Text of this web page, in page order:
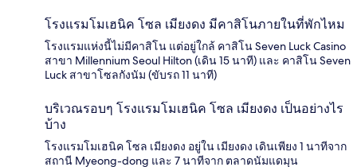
โรงแรมโมเฮนิค โซล เมียงดง มีคาสิโนภายในที่พักไหม
โรงแรมแห่งนี้ไม่มีคาสิโน แต่อยู่ใกล้ คาสิโน Seven Luck Casino
สาขา Millennium Seoul Hilton (เดิน 15 นาที) และ คาสิโน Seven
Luck สาขาโซลกังนัม (ขับรถ 11 นาที)
บริเวณรอบๆ โรงแรมโมเฮนิค โซล เมียงดง เป็นอย่างไร
บ้าง
โรงแรมโมเฮนิค โซล เมียงดง อยู่ใน เมียงดง เดินเพียง 1 นาทีจาก
สถานี Myeong-dong และ 7 นาทีจาก ตลาดนัมแดมุน